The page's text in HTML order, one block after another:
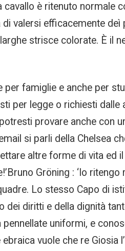
è ritenuto normale
valersi efficacemente deì
strisce colorate. È il
famiglie e anche per
per legge o richiesti
provare anche con
si parli della Chelsea
altre forme di vita ed
Gröning : ‘Io
Lo stesso Capo di
diritti e della dignità
uniformi, e
vuole che re Giosia